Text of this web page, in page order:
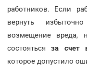
работников. Если
вернуть
возмещение вреда,
состояться за счет
которое допустило